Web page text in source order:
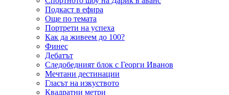
Подкаст в ефира
Още по темата
Портрети на успеха
Как да живеем до 100?
Финес
Дебатът
Следобедният блок с Георги Иванов
Мечтани дестинации
Гласът на изкуството
Квадратни метри